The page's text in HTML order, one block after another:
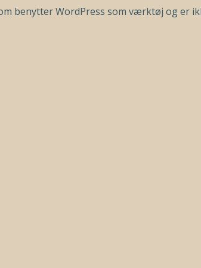
benytter WordPress som værktøj og er